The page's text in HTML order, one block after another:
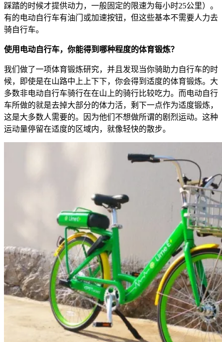
踩踏的时候才提供动力，一般固定的限速为每小时25公里）。
有的电动自行车有油门或加速按钮，但这些基本不需要人力去
骑自行车。
使用电动自行车，你能得到哪种程度的体育锻炼？
我们做了一项体育锻炼研究，并且发现当你骑助力自行车的时
候，即使是在山路中上上下下，你会得到适度的体育锻炼。大
多数非电动自行车骑行在在山上的骑行比较吃力。而电动自行
车所做的就是去掉大部分的体力活，剩下一点作为适度锻炼，
这是大多数人需要的。因为他们不想做所谓的剧烈运动。这种
运动量停留在适度的区域内，就像轻快的散步。